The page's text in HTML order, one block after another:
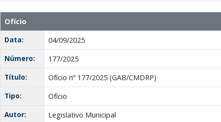
Ofício
Data:
04/09/2025
Número:
177/2025
Título:
Ofício nº 177/2025 (GAB/CMDRP)
Tipo:
Ofício
Autor:
Legislativo Municipal